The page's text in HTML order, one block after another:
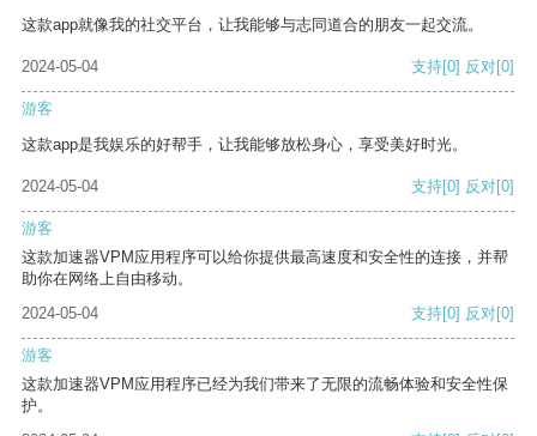
这款app就像我的社交平台，让我能够与志同道合的朋友一起交流。
2024-05-04 支持[0] 反对[0]
游客
这款app是我娱乐的好帮手，让我能够放松身心，享受美好时光。
2024-05-04 支持[0] 反对[0]
游客
这款加速器VPM应用程序可以给你提供最高速度和安全性的连接，并帮
助你在网络上自由移动。
2024-05-04
支持[0] 反对[0]
游客
这款加速器VPM应用程序已经为我们带来了无限的流畅体验和安全性保
护。